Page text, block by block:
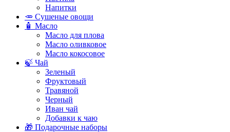
Напитки
🥕 Сушеные овощи
🧴 Масло
Масло для плова
Масло оливковое
Масло кокосовое
🍃 Чай
Зеленый
Фруктовый
Травяной
Черный
Иван чай
Добавки к чаю
🎁 Подарочные наборы